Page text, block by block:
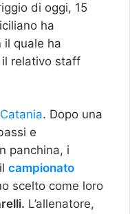
di oggi, 15
ha
il quale ha
relativo staff
. Dopo una
e
panchina, i
campionato
scelto come loro
L’allenatore,